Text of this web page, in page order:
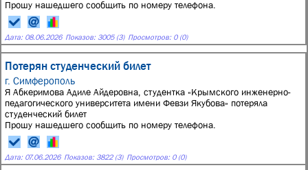
Прошу нашедшего сообщить по номеру телефона.
Дата: 08.06.2026 Показов: 3005 (3) Просмотров: 0 (0)
Потерян студенческий билет
г. Симферополь
Я Абкеримова Адиле Айдеровна, студентка «Крымского инженерно-
педагогического университета имени Февзи Якубова» потеряла
студенческий билет
Прошу нашедшего сообщить по номеру телефона.
Дата: 07.06.2026 Показов: 3822 (3) Просмотров: 0 (0)